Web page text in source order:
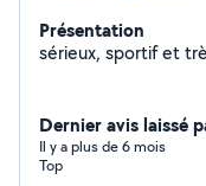
Présentation
sérieux, sportif et
Dernier avis laissé
Il y a plus de 6 mois
Top